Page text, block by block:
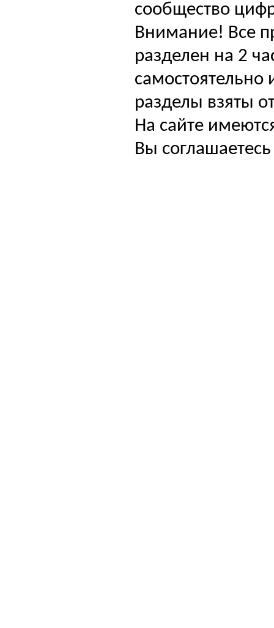
сообщество
Внимание! Все
разделен на 2
самостоятельно
разделы взяты
На сайте
Вы